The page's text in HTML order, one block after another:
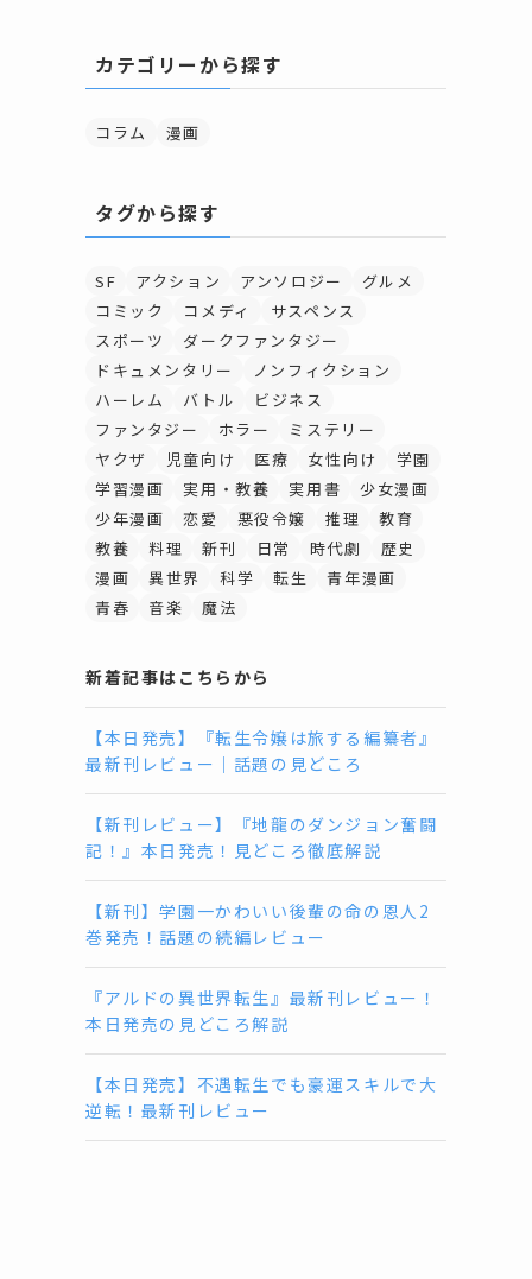
カテゴリーから探す
コラム 漫画
タグから探す
SF アクション アンソロジー
グルメ
コミック
コメディ
サスペンス
スポーツ
ダークファンタジー
ドキュメンタリー
ノンフィクション
ハーレム
バトル
ビジネス
ファンタジー
ホラー
ミステリー
ヤクザ
児童向け 医療 女性向け
学園
学習漫画
実用・教養 実用書
少女漫画
少年漫画
恋愛 悪役令嬢 推理
教育
教養
料理 新刊 日常 時代劇
歴史
漫画
異世界 科学 転生
青年漫画
青春
音楽 魔法
新着記事はこちらから
【本日発売】『転生令嬢は旅する編纂者』
最新刊レビュー｜話題の見どころ
【新刊レビュー】『地龍のダンジョン奮闘
記！』本日発売！見どころ徹底解説
【新刊】学園一かわいい後輩の命の恩人2
巻発売！話題の続編レビュー
『アルドの異世界転生』最新刊レビュー！
本日発売の見どころ解説
【本日発売】不遇転生でも豪運スキルで大
逆転！最新刊レビュー